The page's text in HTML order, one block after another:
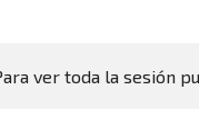
ver toda la sesión